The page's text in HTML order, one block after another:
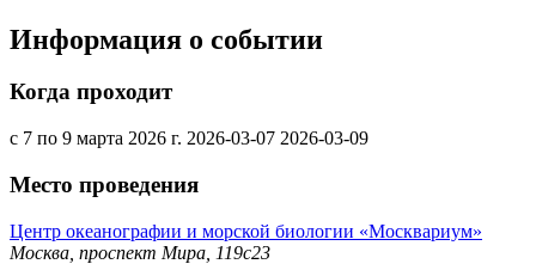
Информация о событии
Когда проходит
с 7 по 9 марта 2026 г. 2026-03-07 2026-03-09
Место проведения
Центр океанографии и морской биологии «Москвариум»
Москва, проспект Мира, 119с23